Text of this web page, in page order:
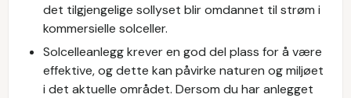
det tilgjengelige sollyset blir omdannet til strøm i
kommersielle solceller.
Solcelleanlegg krever en god del plass for å være
effektive, og dette kan påvirke naturen og miljøet
i det aktuelle området. Dersom du har anlegget